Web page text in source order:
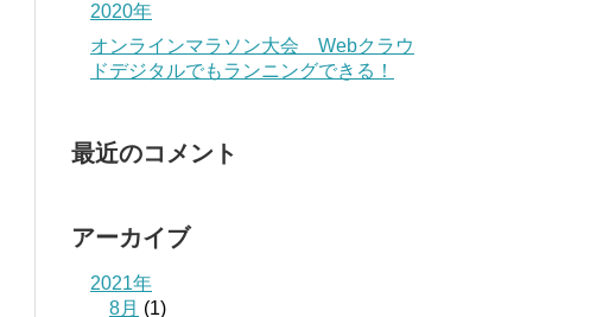
2020年
オンラインマラソン大会 Webクラウ
ドデジタルでもランニングできる！
最近のコメント
アーカイブ
2021年
8月 (1)